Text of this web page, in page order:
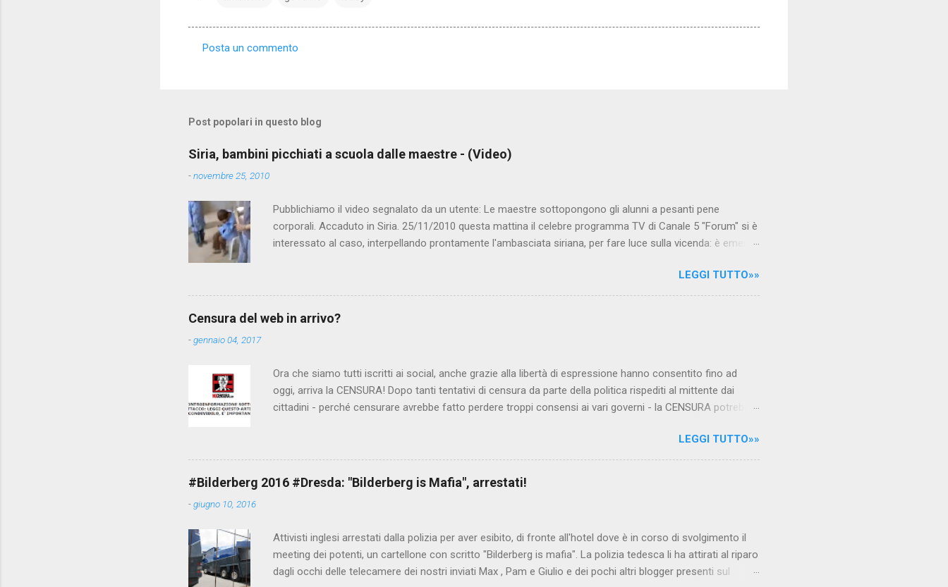
m
n
t
i
Posta un commento
Post popolari in questo blog
Siria, bambini picchiati a scuola dalle maestre - (Video)
-novembre 25, 2010
Pubblichiamo il video segnalato da un utente: Le maestre sottopongono gli alunni a pesanti pene
corporali. Accaduto in Siria. 25/11/2010 questa mattina il celebre programma TV di Canale 5 "Forum" si è
interessato al caso, interpellando prontamente l'ambasciata siriana, per fare luce sulla vicenda: è emerso
state punite e allontanate dalla scuola. LEGGI IL SERVIZIO . staff nocensura.com Condividi su Facebook
LEGGI TUTTO»»
Censura del web in arrivo?
-gennaio 04, 2017
Ora che siamo tutti iscritti ai social, anche grazie alla libertà di espressione hanno consentito fino ad
oggi, arriva la CENSURA! Dopo tanti tentativi di censura da parte della politica rispediti al mittente dai
cittadini - perché censurare avrebbe fatto perdere troppi consensi ai vari governi - la CENSURA potrebbe
AGCM (da non confondere con AGCOM) tra l'altro il momento è proprizio perché al governo non c'è più
Matteo Renzi ma il buon Renziloni , controfigura di Renzi messo li per mettere la faccia su quelle misure
che per l'ex sindaco di Firenze sarebbero state sconvenienti , dai miliardi da sborsare per le banche allo
sdoganamento della censura del web. Renzi è tornato a casa, a farsi riprendere mentre fa la spesa come
LEGGI TUTTO»»
#Bilderberg 2016 #Dresda: "Bilderberg is Mafia", arrestati!
-giugno 10, 2016
Attivisti inglesi arrestati dalla polizia per aver esibito, di fronte all'hotel dove è in corso di svolgimento il
meeting dei potenti, un cartellone con scritto "Bilderberg is mafia". La polizia tedesca li ha attirati al riparo
dagli occhi delle telecamere dei nostri inviati Max , Pam e Giulio e dei pochi altri blogger presenti sul